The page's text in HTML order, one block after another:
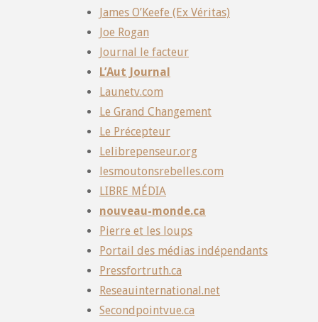
James O’Keefe (Ex Véritas)
Joe Rogan
Journal le facteur
L’Aut Journal
Launetv.com
Le Grand Changement
Le Précepteur
Lelibrepenseur.org
lesmoutonsrebelles.com
LIBRE MÉDIA
nouveau-monde.ca
Pierre et les loups
Portail des médias indépendants
Pressfortruth.ca
Reseauinternational.net
Secondpointvue.ca